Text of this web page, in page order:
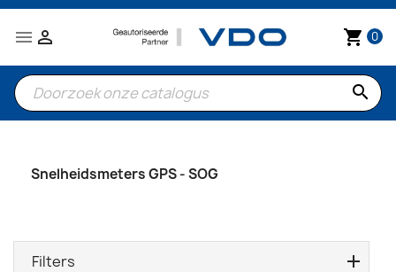
 shopping_cart 0

search
Snelheidsmeters GPS - SOG
Filters